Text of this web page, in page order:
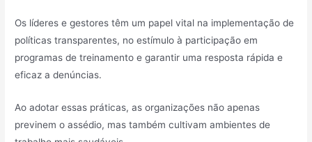
Os líderes e gestores têm um papel vital na implementação de
políticas transparentes, no estímulo à participação em
programas de treinamento e garantir uma resposta rápida e
eficaz a denúncias.
Ao adotar essas práticas, as organizações não apenas
previnem o assédio, mas também cultivam ambientes de